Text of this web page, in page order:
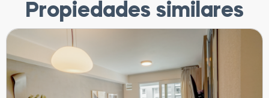
Propiedades similares